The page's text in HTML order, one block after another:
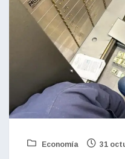
Economía 31